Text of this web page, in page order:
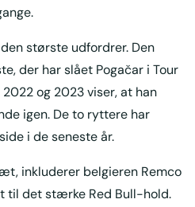
største udfordrer. Den
der har slået Pogačar i Tour
og 2023 viser, at han
igen. De to ryttere har
i de seneste år.
inkluderer belgieren Remco
til det stærke Red Bull-hold.